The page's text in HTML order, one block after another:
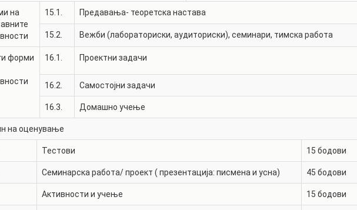
на
15.1. Предавања- теоретска настава
15.2. Вежби (лабораториски, аудиториски), семинари, тимска работа
форми
16.1. Проектни задачи
16.2. Самостојни задачи
16.3. Домашно учење
на оценување
Тестови 15 бодови
Семинарска работа/ проект ( презентација: писмена и усна) 45 бодови
Активности и учење 15 бодови